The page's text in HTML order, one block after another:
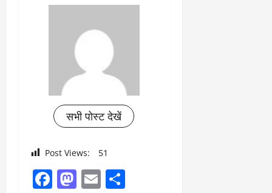
सभी पोस्ट देखें
Post Views: 51
Facebook
Mastodon
Email